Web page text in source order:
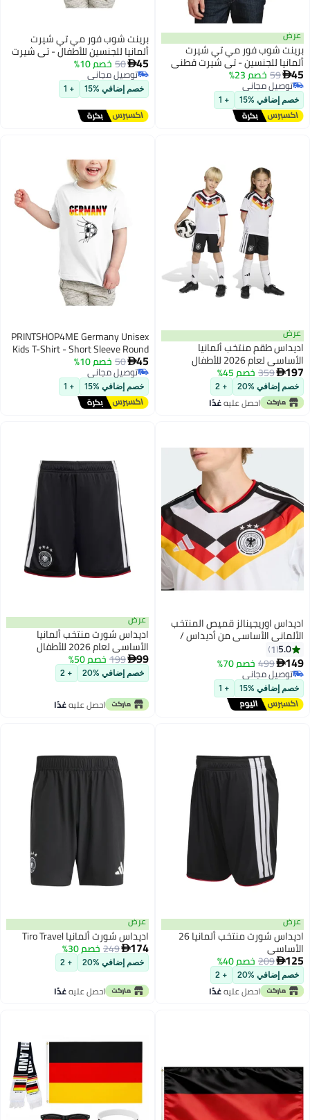
5
عرض
برينت شوب فور مي تي شيرت
ألمانيا للجنسين - تي شيرت قطني
بأكمام قصيرة ورقبة دائرية للرجال
والنساء - ناعم ومريح - هدية لمحبي
كرة القدم
45
59 خصم 23%
توصيل مجاني
توصيل مجاني
خصم إضافي %15 + 1
5
برينت شوب فور مي تي شيرت
ألمانيا للجنسين للأطفال - تي شيرت
قطني بأكمام قصيرة ورقبة دائرية
للأولاد والبنات - ناعم ومريح - هدية
لمحبي كرة القدم الصغار
45
50 خصم 10%
توصيل مجاني
توصيل مجاني
خصم إضافي %15 + 1
عرض
اديداس طقم منتخب ألمانيا
الأساسي لعام 2026 للأطفال
197
359 خصم 45%
خصم إضافي %20 + 2
احصل عليهغدًا
5
PRINTSHOP4ME Germany Unisex
Kids T-Shirt - Short Sleeve Round
Neck Cotton Tshirt for Boys and
Girls - Soft and Comfortable - Gift
for Young Football Fans
45
50 خصم 10%
توصيل مجاني
توصيل مجاني
خصم إضافي %15 + 1
اديداس اوريجينالز قميص المنتخب
الألماني الأساسي من أديداس /
أبيض5.0
1
149
499 خصم 70%
توصيل مجاني
توصيل مجاني
خصم إضافي %15 + 1
عرض
اديداس شورت منتخب ألمانيا
الأساسي لعام 2026 للأطفال
99
199 خصم 50%
خصم إضافي %20 + 2
احصل عليهغدًا
عرض
اديداس شورت منتخب ألمانيا 26
الأساسي
125
209 خصم 40%
خصم إضافي %20 + 2
احصل عليهغدًا
عرض
اديداس شورت ألمانيا Tiro Travel
174
249خصم 30%
خصم إضافي %20 + 2
احصل عليهغدًا